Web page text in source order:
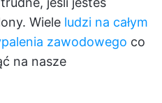
Wiele ludzi na całym
zawodowego co
na nasze